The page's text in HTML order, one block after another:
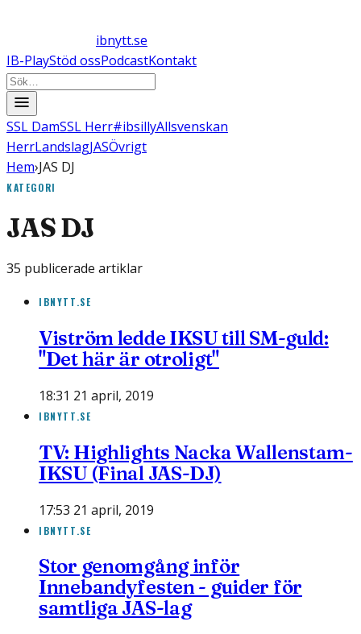
ibnytt.se
IB-PlayStöd ossPodcastKontakt
SSL DamSSL Herr#ibsillyAllsvenskan
HerrLandslagJASÖvrigt
Hem›JAS DJ
KATEGORI
JAS DJ
35 publicerade artiklar
IBNYTT.SE
Viström ledde IKSU till SM-guld:
"Det här är otroligt"
18:31 21 april, 2019
IBNYTT.SE
TV: Highlights Nacka Wallenstam-
IKSU (Final JAS-DJ)
17:53 21 april, 2019
IBNYTT.SE
Stor genomgång inför
Innebandyfesten - guider för
samtliga JAS-lag